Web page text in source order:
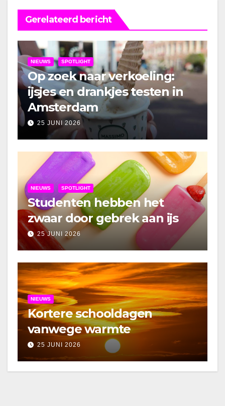
Gerelateerd bericht
NIEUWS SPOTLIGHT
Op zoek naar verkoeling:
ijsjes en drankjes testen in
Amsterdam
25 JUNI 2026
NIEUWS SPOTLIGHT
Studenten hebben het
zwaar door gebrek aan ijs
25 JUNI 2026
NIEUWS
Kortere schooldagen
vanwege warmte
25 JUNI 2026